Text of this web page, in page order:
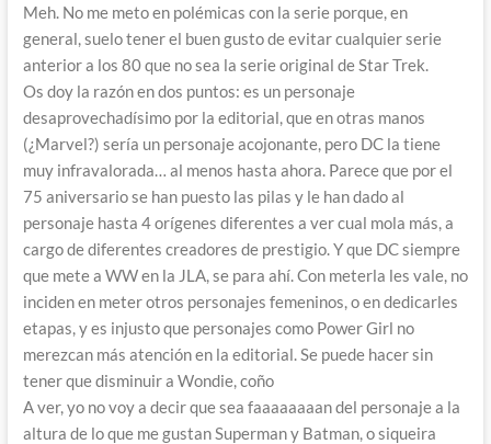
Meh. No me meto en polémicas con la serie porque, en
general, suelo tener el buen gusto de evitar cualquier serie
anterior a los 80 que no sea la serie original de Star Trek.
Os doy la razón en dos puntos: es un personaje
desaprovechadísimo por la editorial, que en otras manos
(¿Marvel?) sería un personaje acojonante, pero DC la tiene
muy infravalorada… al menos hasta ahora. Parece que por el
75 aniversario se han puesto las pilas y le han dado al
personaje hasta 4 orígenes diferentes a ver cual mola más, a
cargo de diferentes creadores de prestigio. Y que DC siempre
que mete a WW en la JLA, se para ahí. Con meterla les vale, no
inciden en meter otros personajes femeninos, o en dedicarles
etapas, y es injusto que personajes como Power Girl no
merezcan más atención en la editorial. Se puede hacer sin
tener que disminuir a Wondie, coño
A ver, yo no voy a decir que sea faaaaaaaan del personaje a la
altura de lo que me gustan Superman y Batman, o siqueira